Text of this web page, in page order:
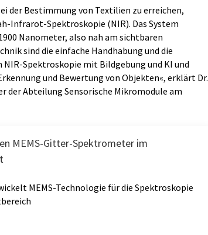
der Bestimmung von Textilien zu erreichen,
Infrarot-Spektroskopie (NIR). Das System
Nanometer, also nah am sichtbaren
sind die einfache Handhabung und die
Spektroskopie mit Bildgebung und KI und
und Bewertung von Objekten«, erklärt Dr.
der Abteilung Sensorische Mikromodule am
MEMS-Gitter-Spektrometer im
MEMS-Technologie für die Spektroskopie